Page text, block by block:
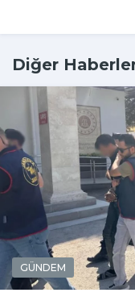
Diğer
GÜNDEM